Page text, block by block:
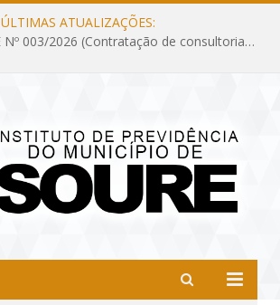
ÚLTIMAS ATUALIZAÇÕES:
INEXIGIBILIDADE Nº 003/2026 (Contratação de consultoria previdenciária com finalidade de obtenção do CRP, confecção dos demonstrativos previdenciários DAIR, DIPR e DPIN, preparar e alimentar o CADPREV, em atendimento às demandas do Instituto de Previdência dos Servidores do Município de Soure – IPSMS, por um período de 10 (dez) meses)